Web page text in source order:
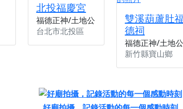
北投福慶宮
福德正神/土地公
台北市北投區
雙溪葫蘆肚
德祠
福德正神/土地公
新竹縣寶山鄉